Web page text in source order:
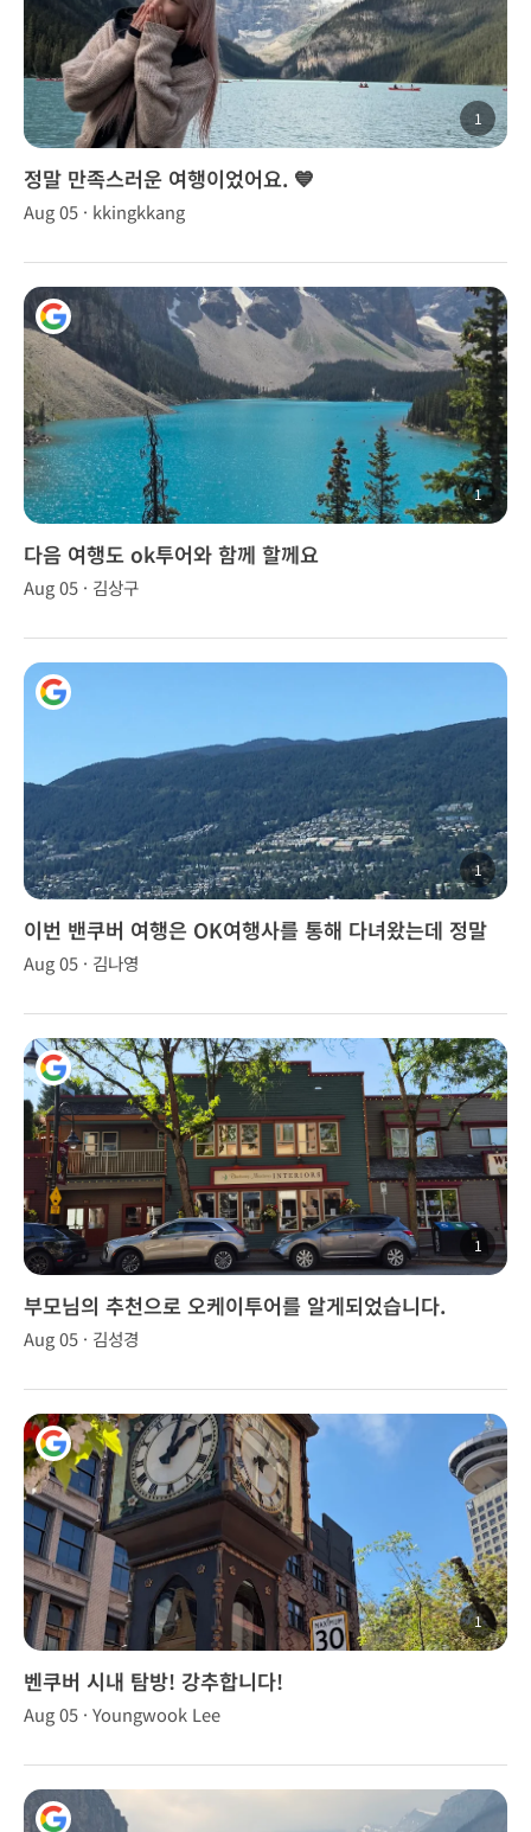
1
정말 만족스러운 여행이었어요. 💙
Aug 05 · kkingkkang
1
다음 여행도 ok투어와 함께 할께요
Aug 05 · 김상구
1
이번 밴쿠버 여행은 OK여행사를 통해 다녀왔는데 정말
좋았습니다.
Aug 05 · 김나영
1
부모님의 추천으로 오케이투어를 알게되었습니다.
Aug 05 · 김성경
1
벤쿠버 시내 탐방! 강추합니다!
Aug 05 · Youngwook Lee